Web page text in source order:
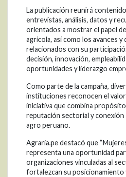
La publicación reunirá
entrevistas, análisis, datos y
orientados a mostrar el papel
agrícola, así como los avances y
relacionados con su
decisión, innovación,
oportunidades y liderazgo
Como parte de la campaña,
instituciones reconocen el valor
iniciativa que combina
reputación sectorial y conexión
agro peruano.
Agraria.pe destacó que
representa una oportunidad
organizaciones vinculadas al
fortalezcan su posicionamiento